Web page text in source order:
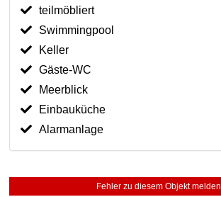
teilmöbliert
Swimmingpool
Keller
Gäste-WC
Meerblick
Einbauküche
Alarmanlage
Fehler zu diesem Objekt melden